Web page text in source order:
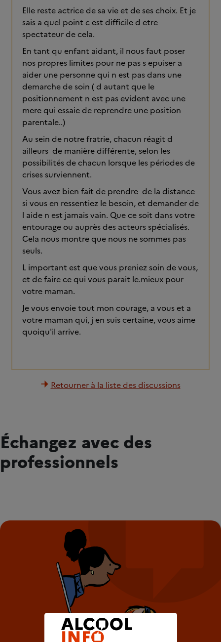
Elle reste actrice de sa vie et de ses choix. Et je
sais a quel point c est difficile d etre
spectateur de cela.
En tant qu enfant aidant, il nous faut poser
nos propres limites pour ne pas s epuiser a
aider une personne qui n est pas dans une
demarche de soin ( d autant que le
positionnement n est pas evident avec une
mere qui essaie de reprendre une position
parentale..)
Au sein de notre fratrie, chacun réagit d
ailleurs de manière différente, selon les
possibilités de chacun lorsque les périodes de
crises surviennent.
Vous avez bien fait de prendre de la distance
si vous en ressentiez le besoin, et demander de
l aide n est jamais vain. Que ce soit dans votre
entourage ou auprès des acteurs spécialisés.
Cela nous montre que nous ne sommes pas
seuls.
L important est que vous preniez soin de vous,
et de faire ce qui vous parait le.mieux pour
votre maman.
Je vous envoie tout mon courage, a vous et a
votre maman qui, j en suis certaine, vous aime
quoiqu'il arrive.
Retourner à la liste des discussions
Échangez avec des
professionnels